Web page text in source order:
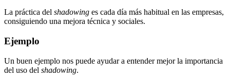
La práctica del shadowing es cada día más habitual en las empresas,
consiguiendo una mejora técnica y sociales.
Ejemplo
Un buen ejemplo nos puede ayudar a entender mejor la importancia
del uso del shadowing.